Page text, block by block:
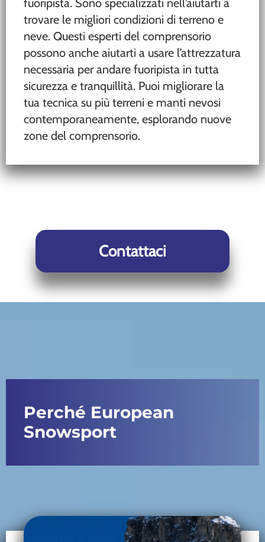
fuoripista. Sono specializzati nell’aiutarti a
trovare le migliori condizioni di terreno e
neve. Questi esperti del comprensorio
possono anche aiutarti a usare l’attrezzatura
necessaria per andare fuoripista in tutta
sicurezza e tranquillità. Puoi migliorare la
tua tecnica su più terreni e manti nevosi
contemporaneamente, esplorando nuove
zone del comprensorio.
Contattaci
Perché European
Snowsport